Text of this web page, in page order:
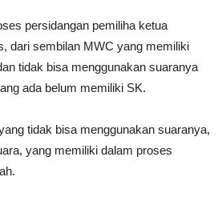
persidangan pemiliha ketua
dari sembilan MWC yang memiliki
tidak bisa menggunakan suaranya
ada belum memiliki SK.
tidak bisa menggunakan suaranya,
yang memiliki dalam proses